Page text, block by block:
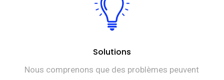
Solutions
Nous comprenons que des problèmes peuvent